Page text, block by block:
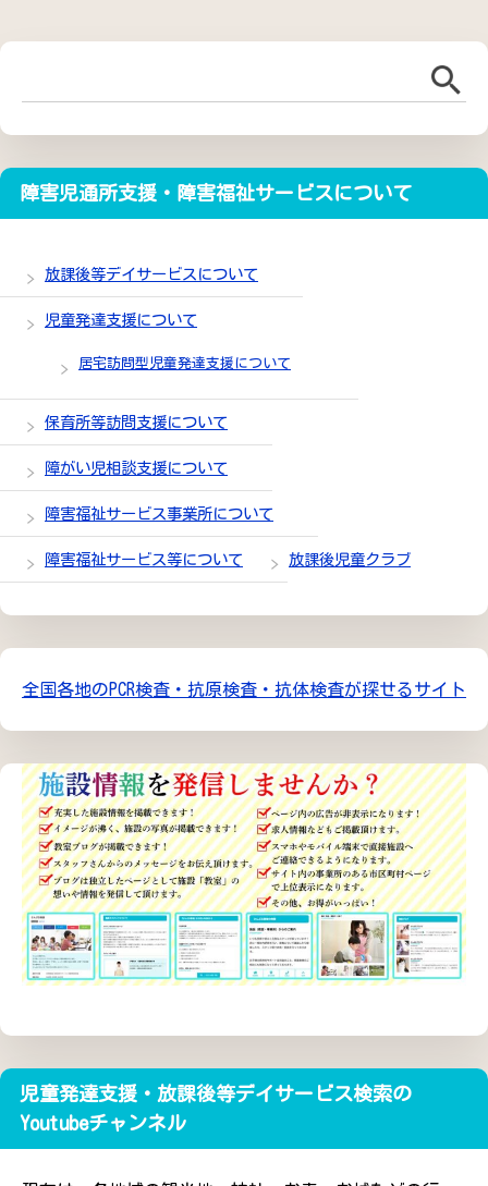
障害児通所支援・障害福祉サービスについて
放課後等デイサービスについて
児童発達支援について
居宅訪問型児童発達支援について
保育所等訪問支援について
障がい児相談支援について
障害福祉サービス事業所について
障害福祉サービス等について 放課後児童クラブ
全国各地のPCR検査・抗原検査・抗体検査が探せるサイト
児童発達支援・放課後等デイサービス検索の
Youtubeチャンネル